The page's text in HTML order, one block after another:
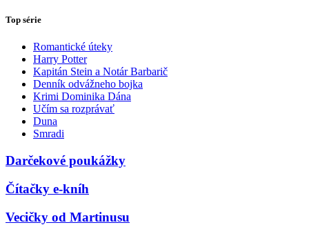
Top série
Romantické úteky
Harry Potter
Kapitán Stein a Notár Barbarič
Denník odvážneho bojka
Krimi Dominika Dána
Učím sa rozprávať
Duna
Smradi
Darčekové poukážky
Čítačky e-kníh
Vecičky od Martinusu